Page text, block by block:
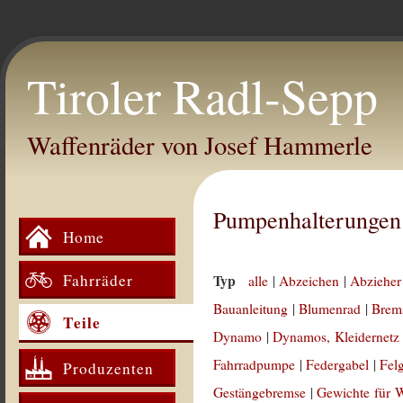
Tiroler Radl-Sepp
Waffenräder von Josef Hammerle
Home
Fahrräder
Teile
Produzenten
Pumpenhalterungen
Typ alle |Abzeichen |
Bauanleitung |Blumenrad |
Dynamo |Dynamos, Kleidernetz
Fahrradpumpe |Federgabel |
Gestängebremse |Gewichte für